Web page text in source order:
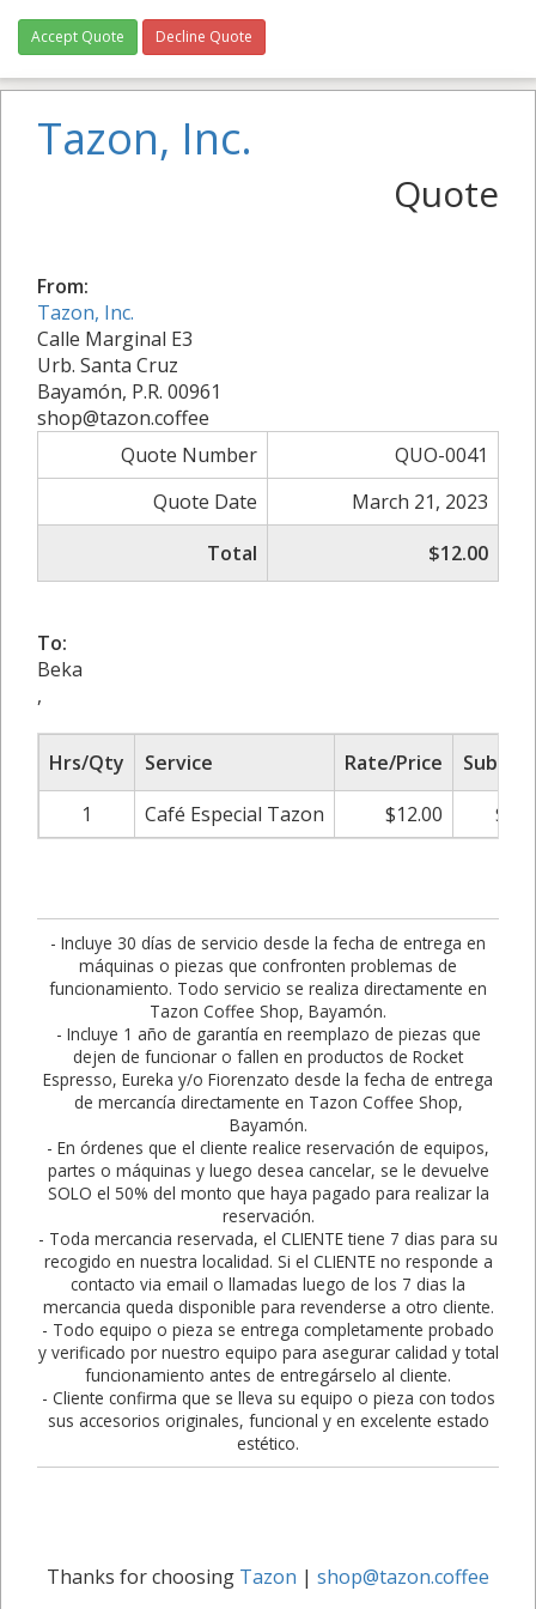
Accept Quote Decline Quote
Tazon, Inc.
Quote
From:
Tazon, Inc.
Calle Marginal E3
Urb. Santa Cruz
Bayamón, P.R. 00961
shop@tazon.coffee
Quote Number
QUO-0041
Quote Date
March 21, 2023
Total
$12.00
To:
Beka
,
Hrs/Qty Service Rate/Price
Sub
1
Café Especial Tazon $12.00
- Incluye 30 días de servicio desde la fecha de entrega en
máquinas o piezas que confronten problemas de
funcionamiento. Todo servicio se realiza directamente en
Tazon Coffee Shop, Bayamón.
- Incluye 1 año de garantía en reemplazo de piezas que
dejen de funcionar o fallen en productos de Rocket
Espresso, Eureka y/o Fiorenzato desde la fecha de entrega
de mercancía directamente en Tazon Coffee Shop,
Bayamón.
- En órdenes que el cliente realice reservación de equipos,
partes o máquinas y luego desea cancelar, se le devuelve
SOLO el 50% del monto que haya pagado para realizar la
reservación.
- Toda mercancia reservada, el CLIENTE tiene 7 dias para su
recogido en nuestra localidad. Si el CLIENTE no responde a
contacto via email o llamadas luego de los 7 dias la
mercancia queda disponible para revenderse a otro cliente.
- Todo equipo o pieza se entrega completamente probado
y verificado por nuestro equipo para asegurar calidad y total
funcionamiento antes de entregárselo al cliente.
- Cliente confirma que se lleva su equipo o pieza con todos
sus accesorios originales, funcional y en excelente estado
estético.
Thanks for choosing Tazon | shop@tazon.coffee